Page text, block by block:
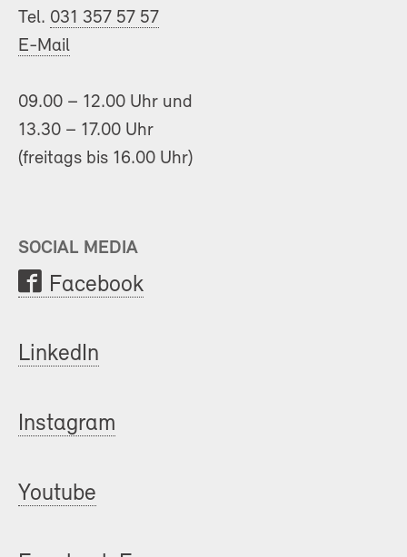
Tel. 031 357 57 57
E-Mail
09.00 – 12.00 Uhr und
13.30 – 17.00 Uhr
(freitags bis 16.00 Uhr)
SOCIAL MEDIA
Facebook
LinkedIn
Instagram
Youtube